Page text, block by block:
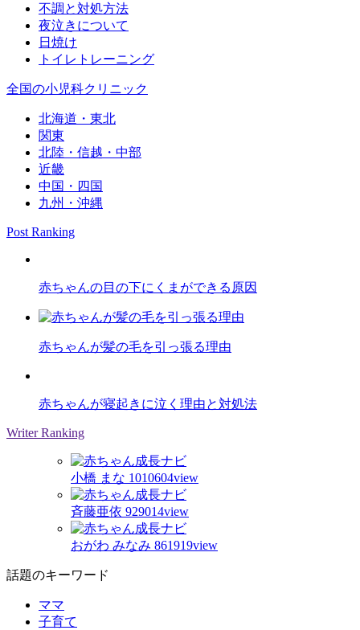
不調と対処方法
夜泣きについて
日焼け
トイレトレーニング
全国の小児科クリニック
北海道・東北
関東
北陸・信越・中部
近畿
中国・四国
九州・沖縄
Post Ranking
赤ちゃんの目の下にくまができる原因
赤ちゃんが髪の毛を引っ張る理由
赤ちゃんが寝起きに泣く理由と対処法
Writer Ranking
小橋 まな 1010604view
斉藤亜依 929014view
おがわ みなみ 861919view
話題のキーワード
ママ
子育て